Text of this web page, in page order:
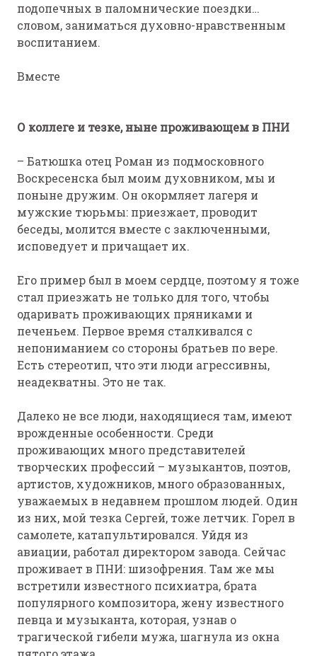
подопечных в паломнические поездки…
словом, заниматься духовно-нравственным
воспитанием.
Вместе
О коллеге и тезке, ныне проживающем в ПНИ
– Батюшка отец Роман из подмосковного
Воскресенска был моим духовником, мы и
поныне дружим. Он окормляет лагеря и
мужские тюрьмы: приезжает, проводит
беседы, молится вместе с заключенными,
исповедует и причащает их.
Его пример был в моем сердце, поэтому я тоже
стал приезжать не только для того, чтобы
одаривать проживающих пряниками и
печеньем. Первое время сталкивался с
непониманием со стороны братьев по вере.
Есть стереотип, что эти люди агрессивны,
неадекватны. Это не так.
Далеко не все люди, находящиеся там, имеют
врожденные особенности. Среди
проживающих много представителей
творческих профессий – музыкантов, поэтов,
артистов, художников, много образованных,
уважаемых в недавнем прошлом людей. Один
из них, мой тезка Сергей, тоже летчик. Горел в
самолете, катапультировался. Уйдя из
авиации, работал директором завода. Сейчас
проживает в ПНИ: шизофрения. Там же мы
встретили известного психиатра, брата
популярного композитора, жену известного
певца и музыканта, которая, узнав о
трагической гибели мужа, шагнула из окна